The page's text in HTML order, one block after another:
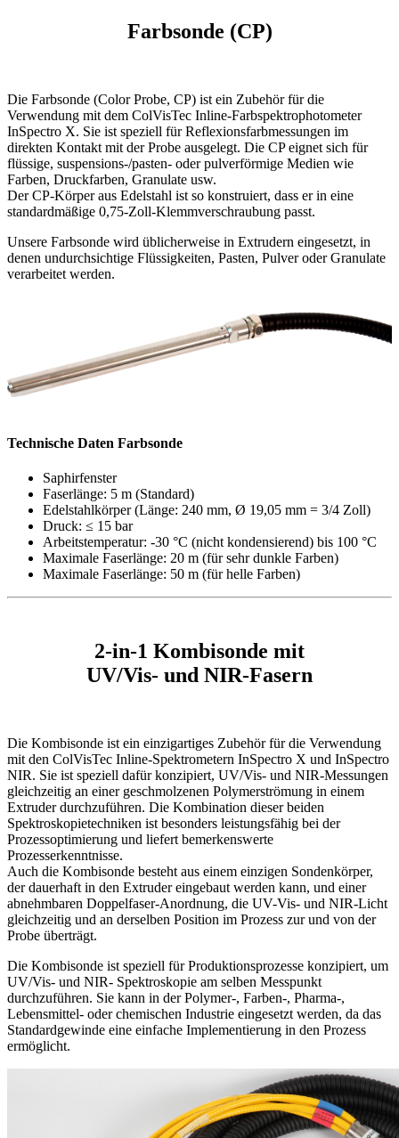
Farbsonde (CP)
Die Farbsonde (Color Probe, CP) ist ein Zubehör für die
Verwendung mit dem ColVisTec Inline-Farbspektrophotometer
InSpectro X. Sie ist speziell für Reflexionsfarbmessungen im
direkten Kontakt mit der Probe ausgelegt. Die CP eignet sich für
flüssige, suspensions-/pasten- oder pulverförmige Medien wie
Farben, Druckfarben, Granulate usw.
Der CP-Körper aus Edelstahl ist so konstruiert, dass er in eine
standardmäßige 0,75-Zoll-Klemmverschraubung passt.
Unsere Farbsonde wird üblicherweise in Extrudern eingesetzt, in
denen undurchsichtige Flüssigkeiten, Pasten, Pulver oder Granulate
verarbeitet werden.
Technische Daten Farbsonde
Saphirfenster
Faserlänge: 5 m (Standard)
Edelstahlkörper (Länge: 240 mm, Ø 19,05 mm = 3/4 Zoll)
Druck: ≤ 15 bar
Arbeitstemperatur: -30 °C (nicht kondensierend) bis 100 °C
Maximale Faserlänge: 20 m (für sehr dunkle Farben)
Maximale Faserlänge: 50 m (für helle Farben)
2-in-1 Kombisonde mit
UV/Vis- und NIR-Fasern
Die Kombisonde ist ein einzigartiges Zubehör für die Verwendung
mit den ColVisTec Inline-Spektrometern InSpectro X und InSpectro
NIR. Sie ist speziell dafür konzipiert, UV/Vis- und NIR-Messungen
gleichzeitig an einer geschmolzenen Polymerströmung in einem
Extruder durchzuführen. Die Kombination dieser beiden
Spektroskopietechniken ist besonders leistungsfähig bei der
Prozessoptimierung und liefert bemerkenswerte
Prozesserkenntnisse.
Auch die Kombisonde besteht aus einem einzigen Sondenkörper,
der dauerhaft in den Extruder eingebaut werden kann, und einer
abnehmbaren Doppelfaser-Anordnung, die UV-Vis- und NIR-Licht
gleichzeitig und an derselben Position im Prozess zur und von der
Probe überträgt.
Die Kombisonde ist speziell für Produktionsprozesse konzipiert, um
UV/Vis- und NIR- Spektroskopie am selben Messpunkt
durchzuführen. Sie kann in der Polymer-, Farben-, Pharma-,
Lebensmittel- oder chemischen Industrie eingesetzt werden, da das
Standardgewinde eine einfache Implementierung in den Prozess
ermöglicht.